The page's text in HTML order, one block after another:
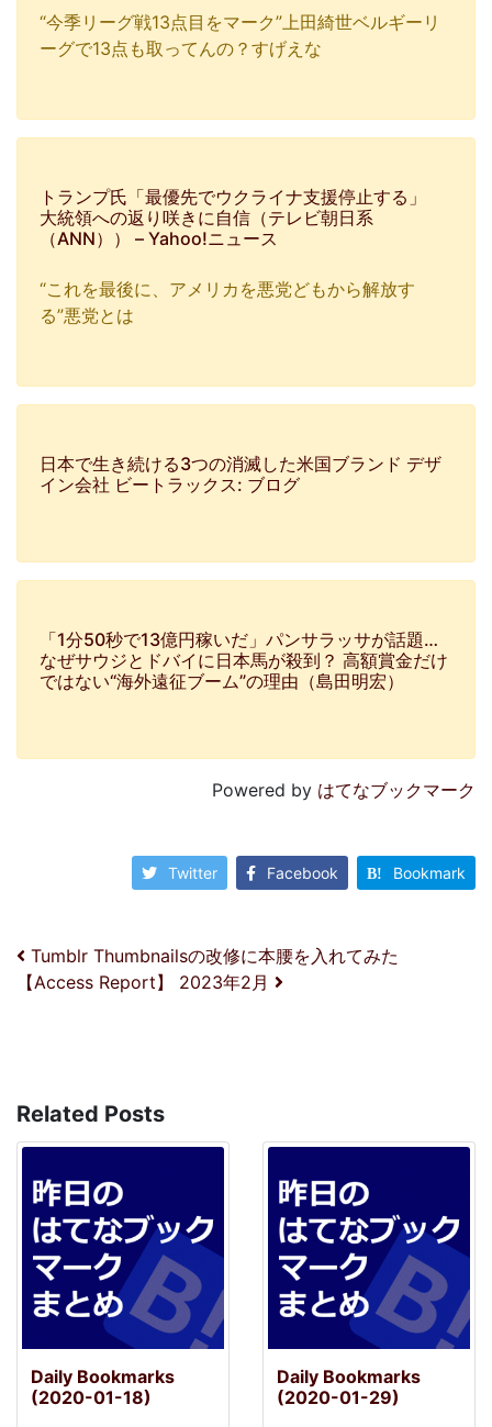
“今季リーグ戦13点目をマーク”上田綺世ベルギーリ
ーグで13点も取ってんの？すげえな
トランプ氏「最優先でウクライナ支援停止する」
大統領への返り咲きに自信（テレビ朝日系
（ANN）） – Yahoo!ニュース
“これを最後に、アメリカを悪党どもから解放す
る”悪党とは
日本で生き続ける3つの消滅した米国ブランド デザ
イン会社 ビートラックス: ブログ
「1分50秒で13億円稼いだ」パンサラッサが話題…
なぜサウジとドバイに日本馬が殺到？ 高額賞金だけ
ではない“海外遠征ブーム”の理由（島田明宏）
Powered by はてなブックマーク
Twitter Facebook Bookmark
投稿ナビゲーション
Tumblr Thumbnailsの改修に本腰を入れてみた
【Access Report】 2023年2月
Related Posts
Daily Bookmarks
(2020-01-18)
Daily Bookmarks
(2020-01-29)